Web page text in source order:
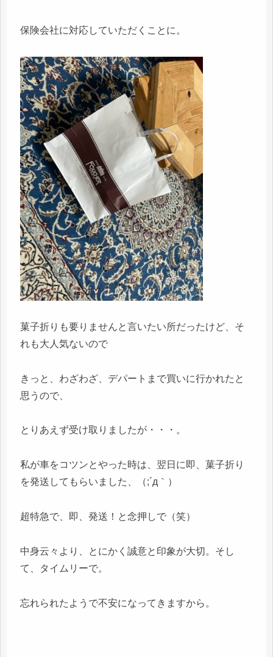
保険会社に対応していただくことに。
菓子折りも要りませんと言いたい所だったけど、そ
れも大人気ないので
きっと、わざわざ、デパートまで買いに行かれたと
思うので、
とりあえず受け取りましたが・・・。
私が車をコツンとやった時は、翌日に即、菓子折り
を発送してもらいました、（;´д｀）
超特急で、即、発送！と念押しで（笑）
中身云々より、とにかく誠意と印象が大切。そし
て、タイムリーで。
忘れられたようで不安になってきますから。